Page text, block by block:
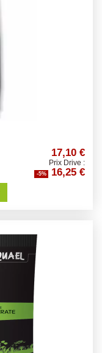
17,10 €
Prix Drive :
-5% 16,25 €